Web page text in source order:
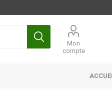
Mon
compte